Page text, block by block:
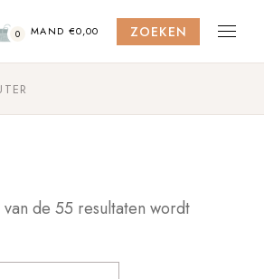
0 MAND €0,00 ZOEKEN
de 55 resultaten wordt